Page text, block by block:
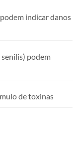
indicar danos
podem
de toxinas